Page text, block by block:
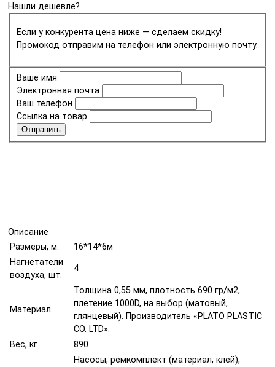
Нашли дешевле?
Если у конкурента цена ниже — сделаем скидку!
Промокод отправим на телефон или электронную почту.
Ваше имя
Электронная почта
Ваш телефон
Ссылка на товар
Отправить
Описание
Размеры, м.
16*14*6м
Нагнетатели
воздуха, шт.
4
Материал
Толщина 0,55 мм, плотность 690 гр/м2,
плетение 1000D, на выбор (матовый,
глянцевый). Производитель «PLATO PLASTIC
CO. LTD».
Вес, кг.
890
Насосы, ремкомплект (материал, клей),